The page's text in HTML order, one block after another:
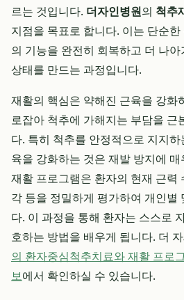
르는 것입니다. 더자인병원의 척추
지점을 목표로 합니다. 이는 단순
의 기능을 완전히 회복하고 더 나
상태를 만드는 과정입니다.
재활의 핵심은 약해진 근육을 강화
로잡아 척추에 가해지는 부담을 근
다. 특히 척추를 안정적으로 지지
육을 강화하는 것은 재발 방지에
재활 프로그램은 환자의 현재 근력
각 등을 정밀하게 평가하여 개인별
다. 이 과정을 통해 환자는 스스로
호하는 방법을 배우게 됩니다. 더
의 환자중심척추치료와 재활 프로
보에서 확인하실 수 있습니다.